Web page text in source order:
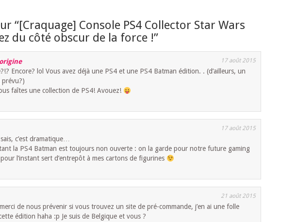
“[Craquage] Console PS4 Collector Star Wars
du côté obscur de la force !”
17 août 2015
Encore? lol Vous avez déjà une PS4 et une PS4 Batman édition. . (d’ailleurs, un
faîtes une collection de PS4! Avouez!
17 août 2015
c’est dramatique…
la PS4 Batman est toujours non ouverte : on la garde pour notre future gaming
l’instant sert d’entrepôt à mes cartons de figurines
21 août 2015
de nous prévenir si vous trouvez un site de pré-commande, j’en ai une folle
édition haha :p Je suis de Belgique et vous ?